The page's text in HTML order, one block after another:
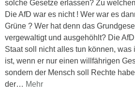
solche Gesetze erlassen? Zu
Die AfD war es nicht ! Wer war es
Grüne ? Wer hat denn das
vergewaltigt und ausgehöhlt? Die
Staat soll nicht alles tun können, was
ist, wenn er nur einen willfährigen
sondern der Mensch soll Rechte
der… Mehr